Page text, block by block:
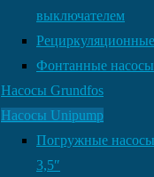
выключателем
Фонтанные насосы
Насосы Grundfos
Насосы Unipump
Погружные
3,5″